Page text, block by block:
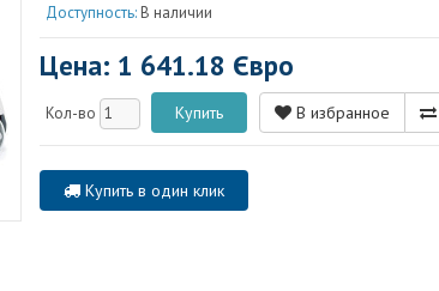
Доступность: В наличии
Цена: 1 641.18 Євро
Кол-во В избранное
Купить в один клик